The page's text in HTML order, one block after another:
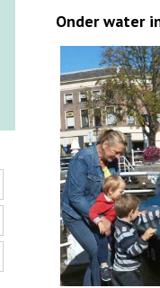
Onder water